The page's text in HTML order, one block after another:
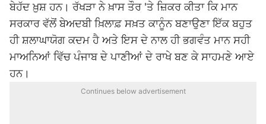
ਬੇਹੱਦ ਖ਼ੁਸ਼ ਹਨ। ਰੱਖੜਾ ਨੇ ਖ਼ਾਸ ਤੌਰ 'ਤੇ ਜ਼ਿਕਰ ਕੀਤਾ ਕਿ ਮਾਨ
ਸਰਕਾਰ ਵੱਲੋਂ ਬੇਅਦਬੀ ਖ਼ਿਲਾਫ਼ ਸਖ਼ਤ ਕਾਨੂੰਨ ਬਣਾਉਣਾ ਇੱਕ ਬਹੁਤ
ਹੀ ਸ਼ਲਾਘਾਯੋਗ ਕਦਮ ਹੈ ਅਤੇ ਇਸ ਦੇ ਨਾਲ ਹੀਭਗਵੰਤ ਮਾਨਸਹੀ
ਮਾਅਨਿਆਂ ਵਿੱਚ ਪੰਜਾਬ ਦੇ ਪਾਣੀਆਂ ਦੇ ਰਾਖੇ ਬਣ ਕੇ ਸਾਹਮਣੇ ਆਏ
ਹਨ।
Continues below advertisement